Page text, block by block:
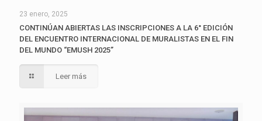
23 enero, 2025
CONTINÚAN ABIERTAS LAS INSCRIPCIONES A LA 6° EDICIÓN
DEL ENCUENTRO INTERNACIONAL DE MURALISTAS EN EL FIN
DEL MUNDO “EMUSH 2025”
Leer más